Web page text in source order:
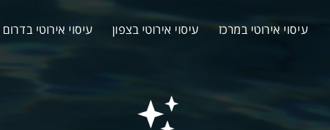
עיסוי אירוטי במרכז עיסוי אירוטי בצפון עיסוי אירוטי בדרום